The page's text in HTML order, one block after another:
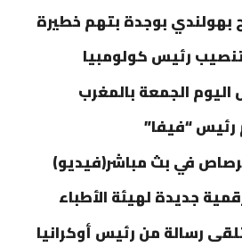
بهولندي بوجدة بتهم خطيرة
رئيس كولومبيا
الجمعة بالمغرب
رئيس “فيفا”
في بث مباشر(فيديو)
جديدة لهيئة الأطباء
رسالة من رئيس أوكرانيا